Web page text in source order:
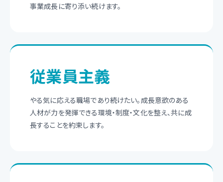
事業成長に寄り添い続けます。
従業員主義
やる気に応える職場であり続けたい。成長意欲のある
人材が力を発揮できる環境・制度・文化を整え、共に成
長することを約束します。